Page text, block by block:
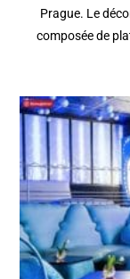
Prague. Le
composée de